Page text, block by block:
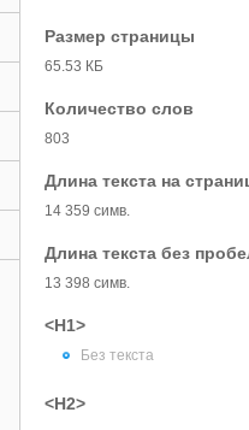
Размер страницы
65.53 КБ
Количество слов
803
Длина текста на
14 359 симв.
Длина текста без
13 398 симв.
<H1>
Без текста
<H2>